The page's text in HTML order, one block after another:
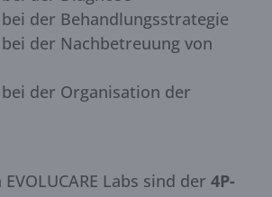
der Behandlungsstrategie
der Nachbetreuung von
der Organisation der
Labs sind der 4P-